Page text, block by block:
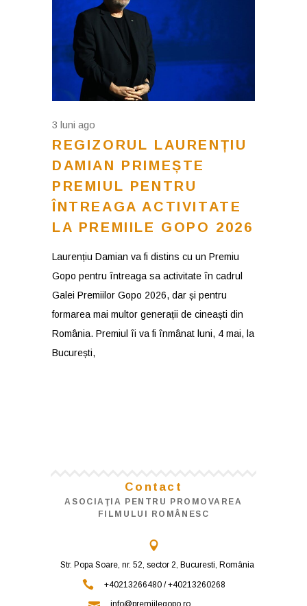
3 luni ago
REGIZORUL LAURENȚIU
DAMIAN PRIMEȘTE
PREMIUL PENTRU
ÎNTREAGA ACTIVITATE
LA PREMIILE GOPO 2026
Laurențiu Damian va fi distins cu un Premiu
Gopo pentru întreaga sa activitate în cadrul
Galei Premiilor Gopo 2026, dar și pentru
formarea mai multor generații de cineaști din
România. Premiul îi va fi înmânat luni, 4 mai, la
București,
Contact
ASOCIAŢIA PENTRU PROMOVAREA
FILMULUI ROMÂNESC
Str. Popa Soare, nr. 52, sector 2, Bucuresti, România
+40213266480 / +40213260268